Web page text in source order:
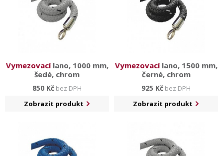
Vymezovacílano, 1000 mm,
šedé, chrom
850 Kč bez DPH
Zobrazit produkt
Vymezovacílano, 1500 mm,
černé, chrom
925 Kč bez DPH
Zobrazit produkt